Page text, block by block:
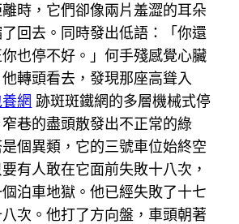
時，它們卻像兩片羞澀的耳朵
回去。同時發出低語：「你還
也停不好。」何手殘感覺心臟
轉頭看去，發現那座高聳入
網 跡斑斑鐵網的多層機械式停
巷的盡頭散發出不正常的綠
個異類，它的三號車位始終空
有人敢在它面前失敗十八次，
泊車地獄。他已經失敗了十七
次。他打了方向盤，車頭朝著